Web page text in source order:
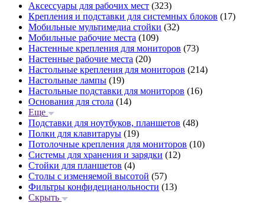
Аксессуары для рабочих мест (323)
Крепления и подставки для системных блоков (17)
Мобильные мультимедиа стойки (32)
Мобильные рабочие места (109)
Настенные крепления для мониторов (73)
Настенные рабочие места (20)
Настольные крепления для мониторов (214)
Настольные лампы (19)
Настольные подставки для мониторов (16)
Основания для стола (14)
Еще
Подставки для ноутбуков, планшетов (48)
Полки для клавитаруы (19)
Потолочные крепления для мониторов (10)
Системы для хранения и зарядки (12)
Стойки для планшетов (4)
Столы с изменяемой высотой (57)
Фильтры конфидецианольности (13)
Скрыть